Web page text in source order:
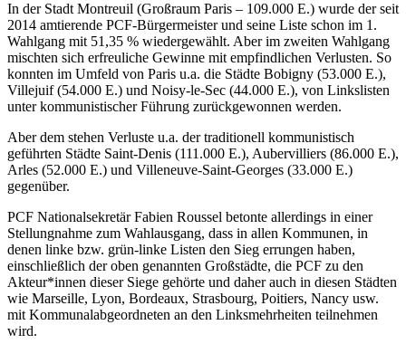
In der Stadt Montreuil (Großraum Paris – 109.000 E.) wurde der seit
2014 amtierende PCF-Bürgermeister und seine Liste schon im 1.
Wahlgang mit 51,35 % wiedergewählt. Aber im zweiten Wahlgang
mischten sich erfreuliche Gewinne mit empfindlichen Verlusten. So
konnten im Umfeld von Paris u.a. die Städte Bobigny (53.000 E.),
Villejuif (54.000 E.) und Noisy-le-Sec (44.000 E.), von Linkslisten
unter kommunistischer Führung zurückgewonnen werden.
Aber dem stehen Verluste u.a. der traditionell kommunistisch
geführten Städte Saint-Denis (111.000 E.), Aubervilliers (86.000 E.),
Arles (52.000 E.) und Villeneuve-Saint-Georges (33.000 E.)
gegenüber.
PCF Nationalsekretär Fabien Roussel betonte allerdings in einer
Stellungnahme zum Wahlausgang, dass in allen Kommunen, in
denen linke bzw. grün-linke Listen den Sieg errungen haben,
einschließlich der oben genannten Großstädte, die PCF zu den
Akteur*innen dieser Siege gehörte und daher auch in diesen Städten
wie Marseille, Lyon, Bordeaux, Strasbourg, Poitiers, Nancy usw.
mit Kommunalabgeordneten an den Linksmehrheiten teilnehmen
wird.